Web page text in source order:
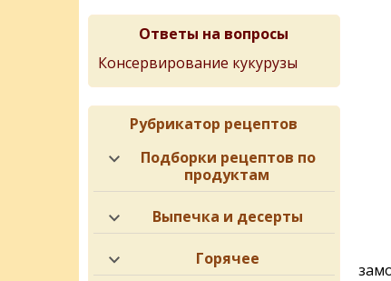
Ответы на вопросы
Консервирование кукурузы
Рубрикатор рецептов
Подборки рецептов по
продуктам
Выпечка и десерты
Горячее